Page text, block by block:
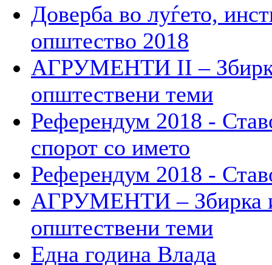
Доверба во луѓето,
општество 2018
АГРУМЕНТИ II –
општествени теми
Референдум 2018 -
спорот со името
Референдум 2018 -
АГРУМЕНТИ – Збирка
општествени теми
Една година Влада